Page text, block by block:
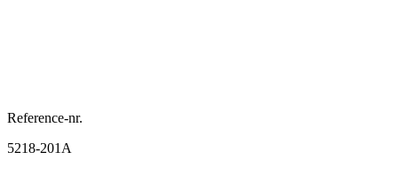
Reference-nr.
5218-201A